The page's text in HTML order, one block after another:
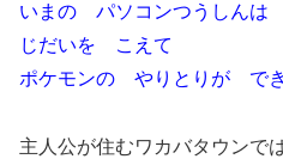
いまの パソコンつうしんは
じだいを こえて
ポケモンの やりとりが で
主人公が住むワカバタウンで